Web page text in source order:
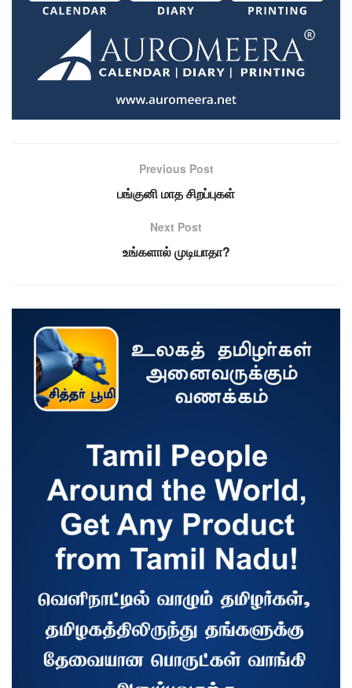
Previous Post
பங்குனி மாத சிறப்புகள்
Next Post
உங்களால் முடியாதா?